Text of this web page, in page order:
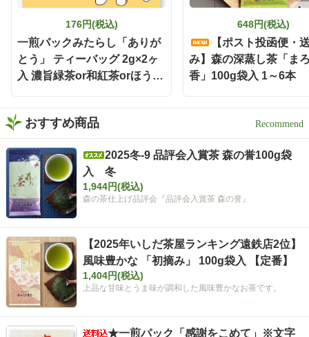
で、飲み終わった後の茶殻
の後始末も手軽🗑️ 本格的な
お茶をもっと身近に楽しみ
たい時にも嬉しい存在です
🌿 お茶どころ静岡ならでは
の、新しい晩酌スタイル
「静岡割」 お酒好きさんも
緑茶好きさんも、保存して
おうち時間に試してみてく
ださい✨ インスタグラム @i
shidachaya 商品サイト http
s://www.ishida-chaya.com/k
okuuma/ #PR#いしだ茶屋 #
タイアップ#静岡割#濃旨緑
茶ティーバッグ
176円(税込)
一煎パックみたらし「ありが
とう」 ティーバッグ 2g×2ヶ
入 濃旨緑茶or和紅茶orほうじ
648円(税込)
【ポスト投函便・
み】森の深蒸し茶「ま
香」100g袋入 1～6本
おすすめ商品
2025冬-9 品評会入賞茶 森の誉100g袋
入 冬
1,944円(税込)
森の茶仕上げ品評会『品評会入賞茶 森の誉』
【2025年いしだ茶屋ランキング遠鉄店2位】
風味豊かな 「初摘み」 100g袋入 【定番】
1,404円(税込)
上品な甘味とうま味が調和した風味豊かなお茶です。
★一煎パック「感謝をこめて」※文字